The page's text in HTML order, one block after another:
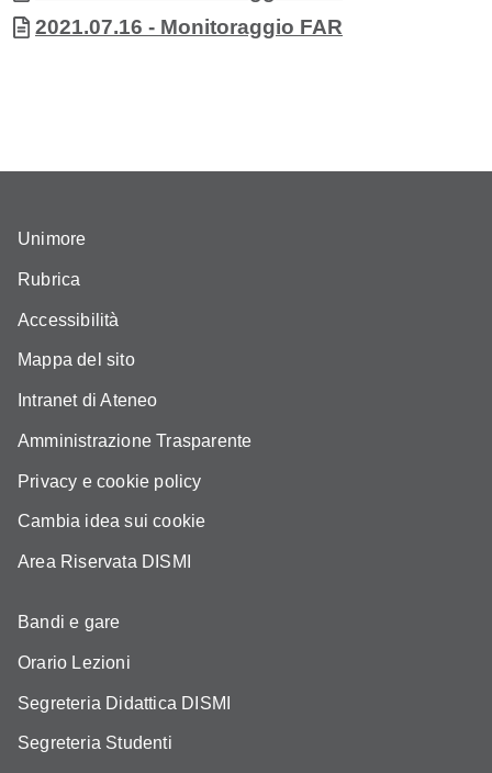
Documento
2021.07.16 - Monitoraggio FAR
Unimore
Rubrica
Accessibilità
Mappa del sito
Intranet di Ateneo
Amministrazione Trasparente
Privacy e cookie policy
Cambia idea sui cookie
Area Riservata DISMI
Bandi e gare
Orario Lezioni
Segreteria Didattica DISMI
Segreteria Studenti